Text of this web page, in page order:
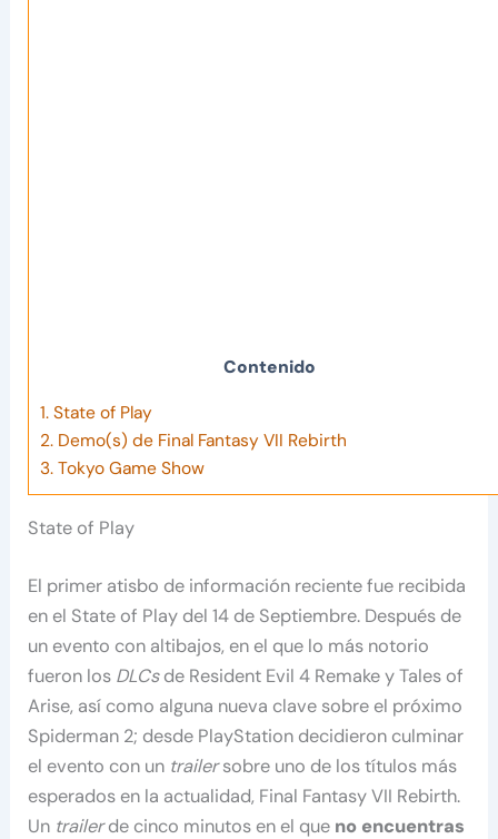
Contenido
1. State of Play
2. Demo(s) de Final Fantasy VII Rebirth
3. Tokyo Game Show
State of Play
El primer atisbo de información reciente fue recibida
en el State of Play del 14 de Septiembre. Después de
un evento con altibajos, en el que lo más notorio
fueron los DLCsde Resident Evil 4 Remake y Tales of
Arise, así como alguna nueva clave sobre el próximo
Spiderman 2; desde PlayStation decidieron culminar
el evento con un trailersobre uno de los títulos más
esperados en la actualidad, Final Fantasy VII Rebirth.
Un trailerde cinco minutos en el que no encuentras